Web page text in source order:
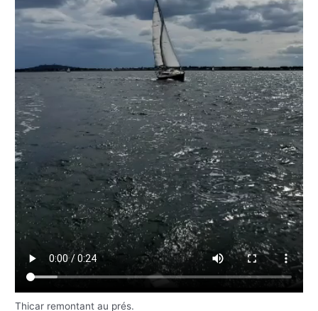
Thicar remontant au prés.